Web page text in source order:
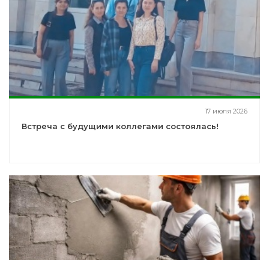
17 июля 2026
Встреча с будущими коллегами состоялась!